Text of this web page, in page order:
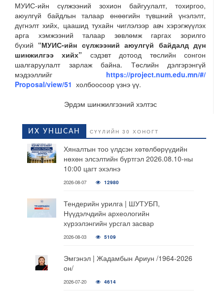
МУИС-ийн сүлжээний зохион байгуулалт, тохиргоо,
аюулгүй байдлын талаар өнөөгийн түвшний үнэлэлт,
дүгнэлт хийх, цаашид тухайн чиглэлээр авч хэрэгжүүлэх
арга хэмжээний талаар зөвлөмж гаргах зорилго
бүхий “МУИС-ийн сүлжээний аюулгүй байдалд дүн
шинжилгээ хийх”
сэдэвт дотоод төслийн сонгон
шалгаруулалт зарлаж байна. Төслийн дэлгэрэнгүй
мэдээллийг https://project.num.edu.mn/#/
Proposal/view/51 холбоосоор үзнэ үү.
Эрдэм шинжилгээний хэлтэс
ИХ УНШСАН СҮҮЛИЙН 30 ХОНОГТ
Хяналтын тоо үлдсэн хөтөлбөрүүдийн
нөхөн элсэлтийн бүртгэл 2026.08.10-ны
10:00 цагт эхэлнэ
2026-08-07 12980
Тендерийн урилга | ШУТУБП,
Нүүдэлчдийн археологийн
хүрээлэнгийн урсгал засвар
2026-08-03 5109
Эмгэнэл | Жадамбын Ариун /1964-2026
он/
2026-07-20 4614